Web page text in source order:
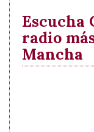
Escucha
radio
Mancha